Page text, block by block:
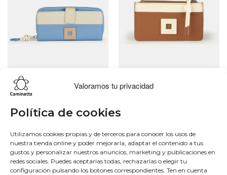
Valoramos tu privacidad
Política de cookies
Utilizamos cookies propias y de terceros para conocer los usos de
nuestra tienda online y poder mejorarla, adaptar el contenido a tus
gustos y personalizar nuestros anuncios, marketing y publicaciones en
redes sociales. Puedes aceptarlas todas, rechazarlas o elegir tu
configuración pulsando los botones correspondientes. Ten en cuenta
Bowling
Hobo
Monedero
Mochila
Sobre nosotros
50 aniversario
Únete al equipo
Blog
Facebook
Instagram
Twitter
Youtube